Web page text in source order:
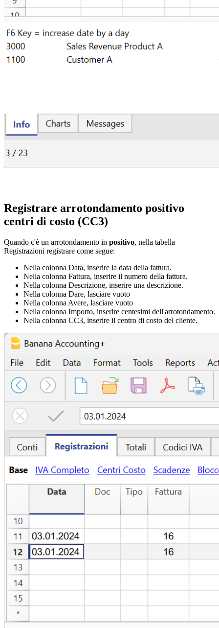
Registrare arrotondamento positivo
centri di costo (CC3)
Quando c'è un arrotondamento in positivo, nella tabella
Registrazioni registrare come segue:
Nella colonna Data, inserire la data della fattura.
Nella colonna Fattura, inserire il numero della fattura.
Nella colonna Descrizione, inserire una descrizione.
Nella colonna Dare, lasciare vuoto
Nella colonna Avere, lasciare vuoto
Nella colonna Importo, inserire centesimi dell'arrotondamento.
Nella colonna CC3, inserire il centro di costo del cliente.